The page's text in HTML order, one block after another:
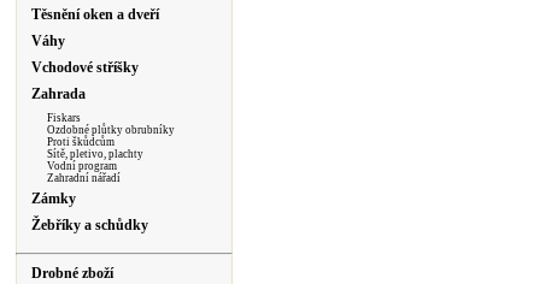
Těsnění oken a dveří
Váhy
Vchodové stříšky
Zahrada
Fiskars
Ozdobné plůtky obrubníky
Proti škůdcům
Sítě, pletivo, plachty
Vodní program
Zahradní nářadí
Zámky
Žebříky a schůdky
Drobné zboží